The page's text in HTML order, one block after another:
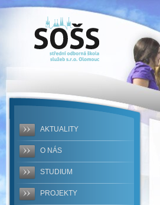
SOŠS -
pravidla-
sestaveni-
zaverecne-
prace-
mcrh-
2023.pdf
AKTUALITY
O NÁS
STUDIUM
PROJEKTY